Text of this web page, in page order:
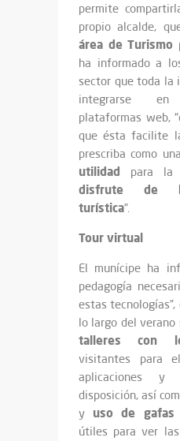
permite
propio alcalde,
área de Turismo
ha informado a
sector que toda la
integrarse
plataformas web,
que ésta facilite
prescriba como una
utilidad para la
disfrute
de
turística”.
Tour virtual
El munícipe ha
pedagogía
estas
lo largo del
talleres con
visitantes para
aplicaciones y
disposición, así
y uso de gafas
útiles para ver